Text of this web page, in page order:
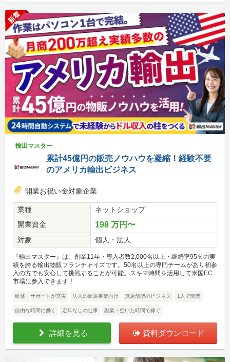
新着
輸出マスター
累計45億円の販売ノウハウを凝縮！経験不要
のアメリカ輸出ビジネス
開業お祝い金対象企業
業種
ネットショップ
開業資金
198 万円〜
対象 個人・法人
『輸出マスター』は、創業11年・導入者数2,000名以上・継続率95％の実
績を誇る輸出物販フランチャイズです。50名以上の専門チームがあり初参
入の方でも安心して挑戦することが可能。スキマ時間を活用して米国EC
市場に参入できます！
研修・サポートが充実 法人の新規事業向け 無店舗型のビジネス 1人で開業
自由な時間に働く 定年なしの仕事 副業・空いた時間で稼ぐ
詳細を見る 資料ダウンロード